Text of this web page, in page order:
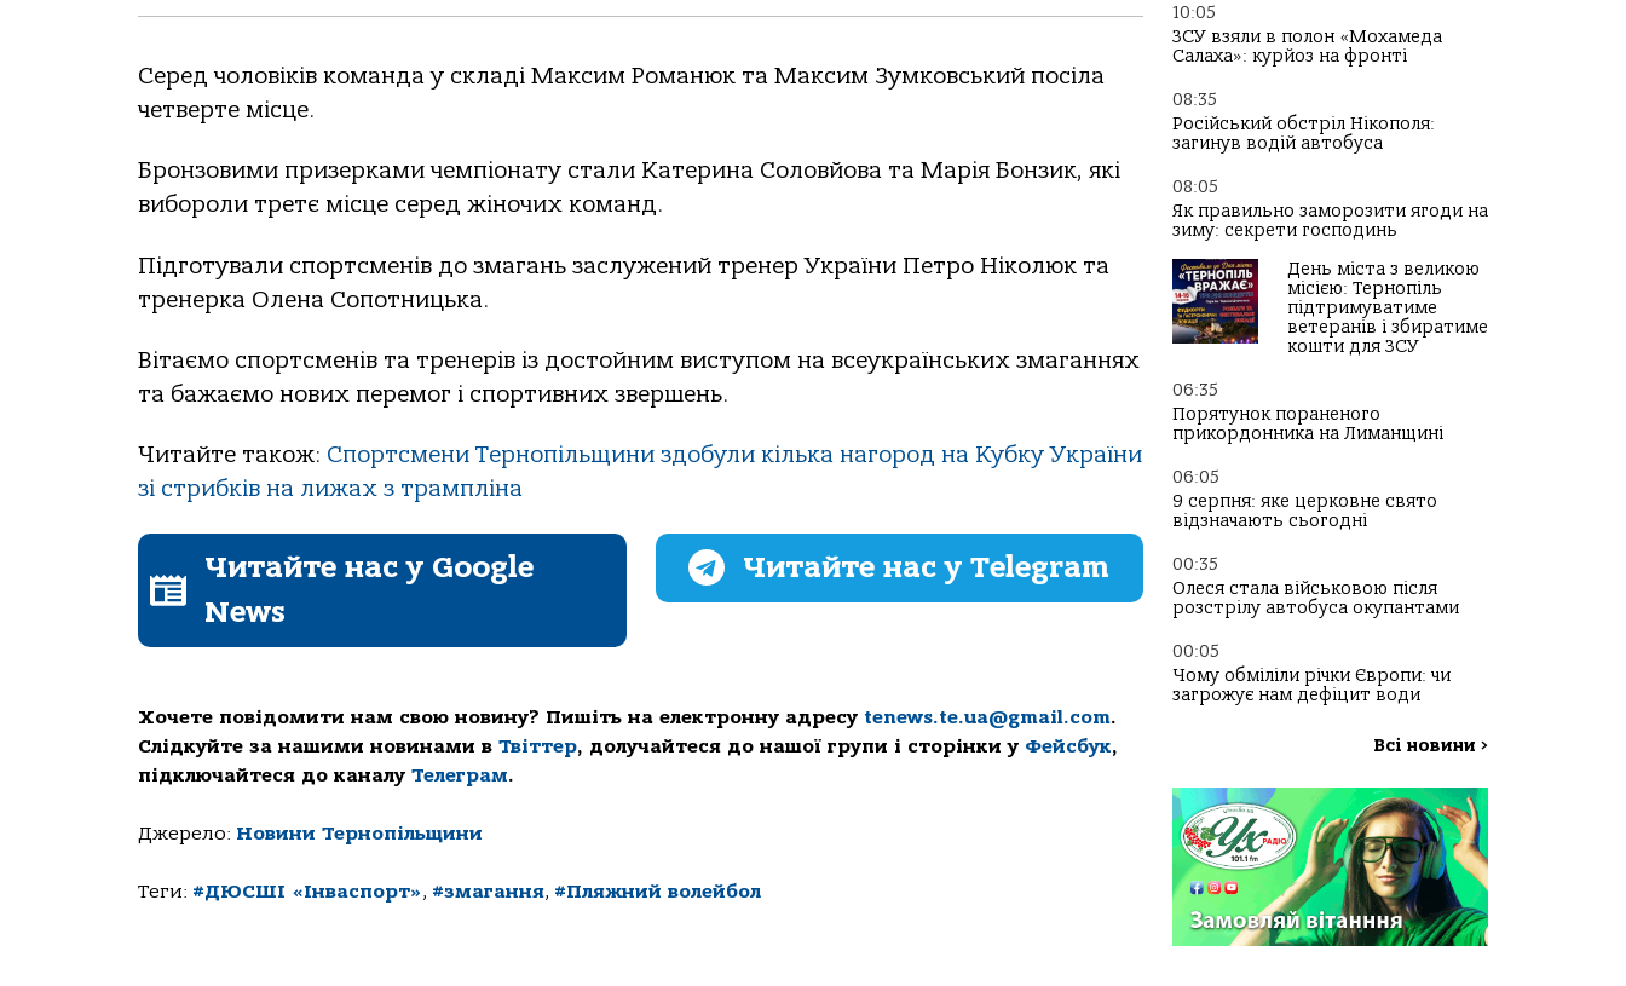
Серед чоловіків команда у складі Максим Романюк та Максим Зумковський посіла
четверте місце.
Бронзовими призерками чемпіонату стали Катерина Соловйова та Марія Бонзик, які
вибороли третє місце серед жіночих команд.
Підготували спортсменів до змагань заслужений тренер України Петро Ніколюк та
тренерка Олена Сопотницька.
Вітаємо спортсменів та тренерів із достойним виступом на всеукраїнських змаганнях
та бажаємо нових перемог і спортивних звершень.
Читайте також: Спортсмени Тернопільщини здобули кілька нагород на Кубку України
зі стрибків на лижах з трампліна
Читайте нас у Google
News
Читайте нас у Telegram
Хочете повідомити нам свою новину? Пишіть на електронну адресу tenews.te.ua@gmail.com.
Слідкуйте за нашими новинами в Твіттер, долучайтеся до нашої групи і сторінки у Фейсбук,
підключайтеся до каналу Телеграм.
Джерело: Новини Тернопільщини
Теги: #ДЮСШІ «Інваспорт», #змагання, #Пляжний волейбол
10:05
ЗСУ взяли в полон «Мохамеда
Салаха»: курйоз на фронті
08:35
Російський обстріл Нікополя:
загинув водій автобуса
08:05
Як правильно заморозити ягоди на
зиму: секрети господинь
День міста з великою
місією: Тернопіль
підтримуватиме
ветеранів і збиратиме
кошти для ЗСУ
06:35
Порятунок пораненого
прикордонника на Лиманщині
06:05
9 серпня: яке церковне свято
відзначають сьогодні
00:35
Олеся стала військовою після
розстрілу автобуса окупантами
00:05
Чому обміліли річки Європи: чи
загрожує нам дефіцит води
Всі новини >